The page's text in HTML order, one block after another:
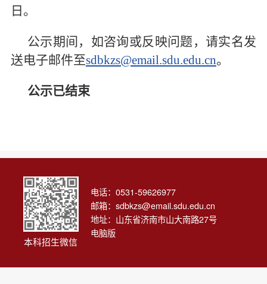
基础科学
信息科学
工程科学
齐鲁医学院
日。
公示期间，如咨询或反映问题，请实名发
送电子邮件至sdbkzs@email.sdu.edu.cn。
公示已结束
本科招生微信
电话：0531-59626977
邮箱：sdbkzs@email.sdu.edu.cn
地址：山东省济南市山大南路27号
电脑版